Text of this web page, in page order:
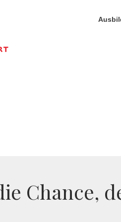
Chance,